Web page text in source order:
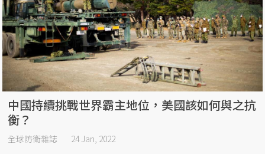
中國持續挑戰世界霸主地位，美國該如何與之抗
衡？
全球防衛雜誌 24 Jan, 2022